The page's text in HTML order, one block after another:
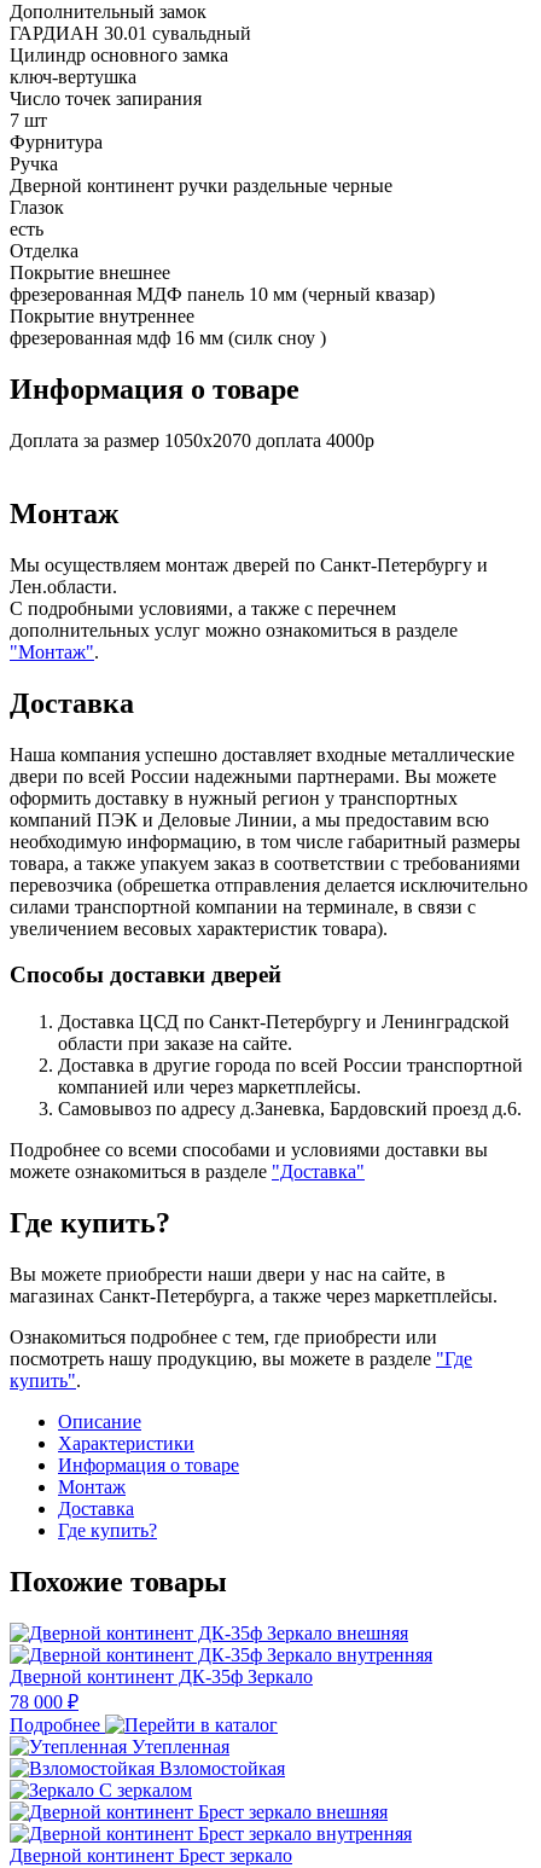
Дополнительный замок
ГАРДИАН 30.01 сувальдный
Цилиндр основного замка
ключ-вертушка
Число точек запирания
7 шт
Фурнитура
Ручка
Дверной континент ручки раздельные черные
Глазок
есть
Отделка
Покрытие внешнее
фрезерованная МДФ панель 10 мм (черный квазар)
Покрытие внутреннее
фрезерованная мдф 16 мм (силк сноу )
Информация о товаре
Доплата за размер 1050х2070 доплата 4000р
Монтаж
Мы осуществляем монтаж дверей по Санкт-Петербургу и
Лен.области.
С подробными условиями, а также с перечнем
дополнительных услуг можно ознакомиться в разделе
"Монтаж".
Доставка
Наша компания успешно доставляет входные металлические
двери по всей России надежными партнерами. Вы можете
оформить доставку в нужный регион у транспортных
компаний ПЭК и Деловые Линии, а мы предоставим всю
необходимую информацию, в том числе габаритный размеры
товара, а также упакуем заказ в соответствии с требованиями
перевозчика (обрешетка отправления делается исключительно
силами транспортной компании на терминале, в связи с
увеличением весовых характеристик товара).
Способы доставки дверей
Доставка ЦСД по Санкт-Петербургу и Ленинградской
области при заказе на сайте.
Доставка в другие города по всей России транспортной
компанией или через маркетплейсы.
Самовывоз по адресу д.Заневка, Бардовский проезд д.6.
Подробнее со всеми способами и условиями доставки вы
можете ознакомиться в разделе "Доставка"
Где купить?
Вы можете приобрести наши двери у нас на сайте, в
магазинах Санкт-Петербурга, а также через маркетплейсы.
Ознакомиться подробнее с тем, где приобрести или
посмотреть нашу продукцию, вы можете в разделе "Где
купить".
Описание
Характеристики
Информация о товаре
Монтаж
Доставка
Где купить?
Похожие товары
Дверной континент ДК-35ф Зеркало
78 000 ₽
Подробнее
Утепленная
Взломостойкая
С зеркалом
Дверной континент Брест зеркало